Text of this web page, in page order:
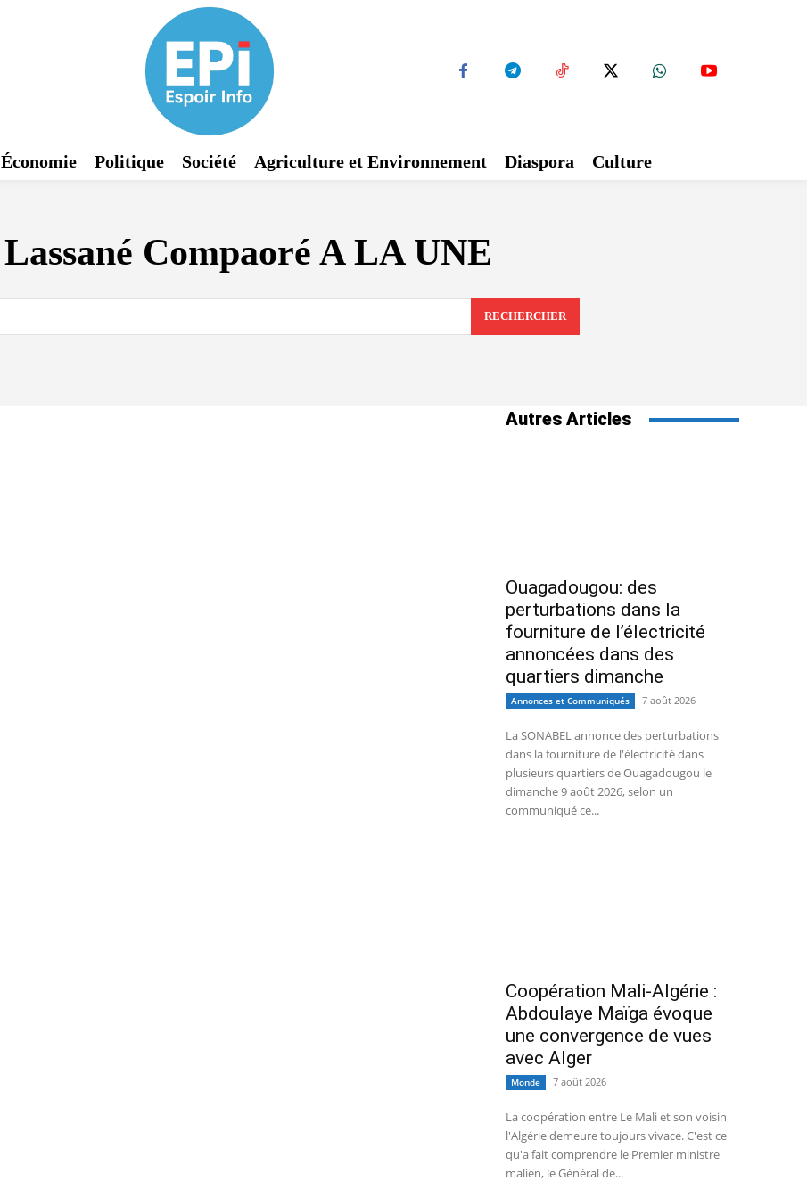
Économie Politique Société Agriculture et Environnement Diaspora Culture
Lassané Compaoré A LA UNE
RECHERCHER
Autres Articles
Ouagadougou: des
perturbations dans la
fourniture de l’électricité
annoncées dans des
quartiers dimanche
Annonces et Communiqués 7 août 2026
La SONABEL annonce des perturbations
dans la fourniture de l'électricité dans
plusieurs quartiers de Ouagadougou le
dimanche 9 août 2026, selon un
communiqué ce...
Coopération Mali-Algérie :
Abdoulaye Maïga évoque
une convergence de vues
avec Alger
Monde 7 août 2026
La coopération entre Le Mali et son voisin
l'Algérie demeure toujours vivace. C'est ce
qu'a fait comprendre le Premier ministre
malien, le Général de...